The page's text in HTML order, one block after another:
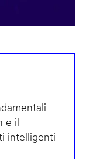
e il
intelligenti